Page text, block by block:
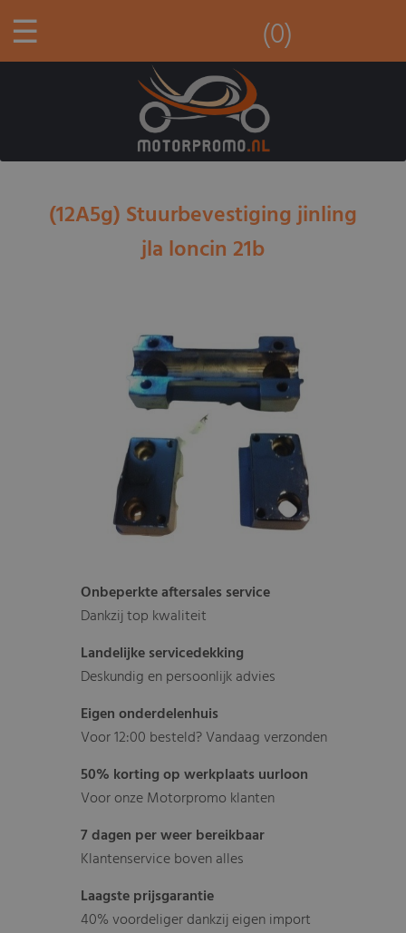
☰ (0)
(12A5g) Stuurbevestiging jinling
jla loncin 21b
Onbeperkte aftersales service
Dankzij top kwaliteit
Landelijke servicedekking
Deskundig en persoonlijk advies
Eigen onderdelenhuis
Voor 12:00 besteld? Vandaag verzonden
50% korting op werkplaats uurloon
Voor onze Motorpromo klanten
7 dagen per weer bereikbaar
Klantenservice boven alles
Laagste prijsgarantie
40% voordeliger dankzij eigen import